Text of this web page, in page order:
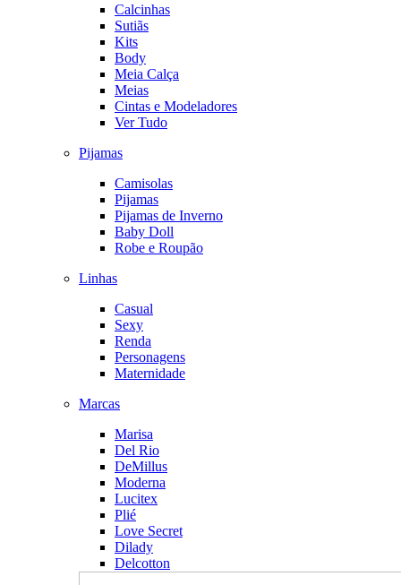
Calcinhas
Sutiãs
Kits
Body
Meia Calça
Meias
Cintas e Modeladores
Ver Tudo
Pijamas
Camisolas
Pijamas
Pijamas de Inverno
Baby Doll
Robe e Roupão
Linhas
Casual
Sexy
Renda
Personagens
Maternidade
Marcas
Marisa
Del Rio
DeMillus
Moderna
Lucitex
Plié
Love Secret
Dilady
Delcotton